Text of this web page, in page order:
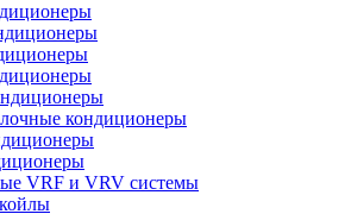
кондиционеры
VRF и VRV системы